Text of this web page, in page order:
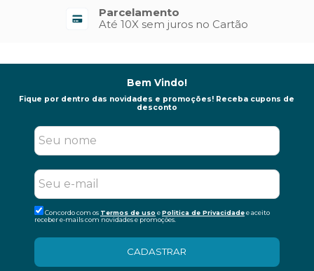
Parcelamento
Até 10X sem juros no Cartão
Bem Vindo!
Fique por dentro das novidades e promoções! Receba cupons de
desconto
Concordo com os Termos de uso ePolitica de Privacidadee aceito
receber e-mails com novidades e promoções.
CADASTRAR